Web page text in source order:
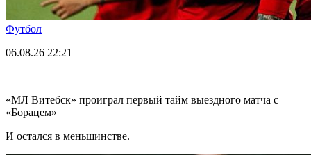
Футбол
06.08.26 22:21
«МЛ Витебск» проиграл первый тайм выездного матча с
«Борацем»
И остался в меньшинстве.